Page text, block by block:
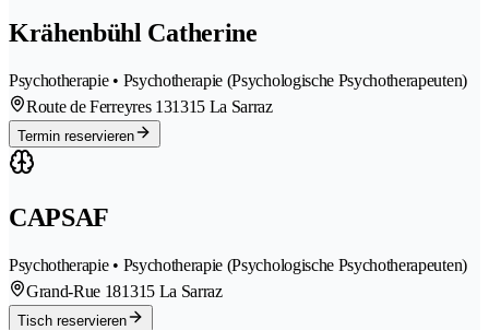
Krähenbühl Catherine
Psychotherapie • Psychotherapie (Psychologische Psychotherapeuten)
Route de Ferreyres 131315 La Sarraz
Termin reservieren
CAPSAF
Psychotherapie • Psychotherapie (Psychologische Psychotherapeuten)
Grand-Rue 181315 La Sarraz
Tisch reservieren